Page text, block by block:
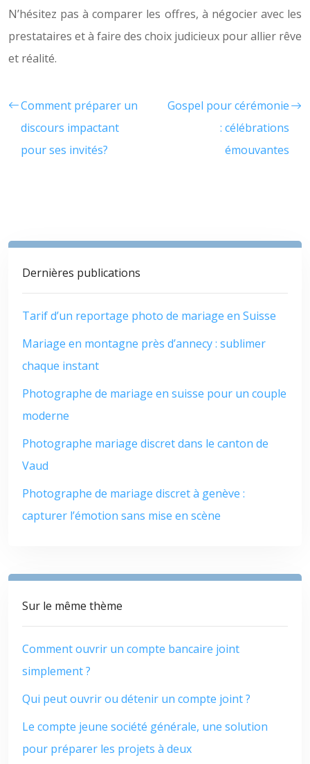
N’hésitez pas à comparer les offres, à négocier avec les
prestataires et à faire des choix judicieux pour allier rêve
et réalité.
Comment préparer un
discours impactant
pour ses invités?
Gospel pour cérémonie
: célébrations
émouvantes
Dernières publications
Tarif d’un reportage photo de mariage en Suisse
Mariage en montagne près d’annecy : sublimer
chaque instant
Photographe de mariage en suisse pour un couple
moderne
Photographe mariage discret dans le canton de
Vaud
Photographe de mariage discret à genève :
capturer l’émotion sans mise en scène
Sur le même thème
Comment ouvrir un compte bancaire joint
simplement ?
Qui peut ouvrir ou détenir un compte joint ?
Le compte jeune société générale, une solution
pour préparer les projets à deux